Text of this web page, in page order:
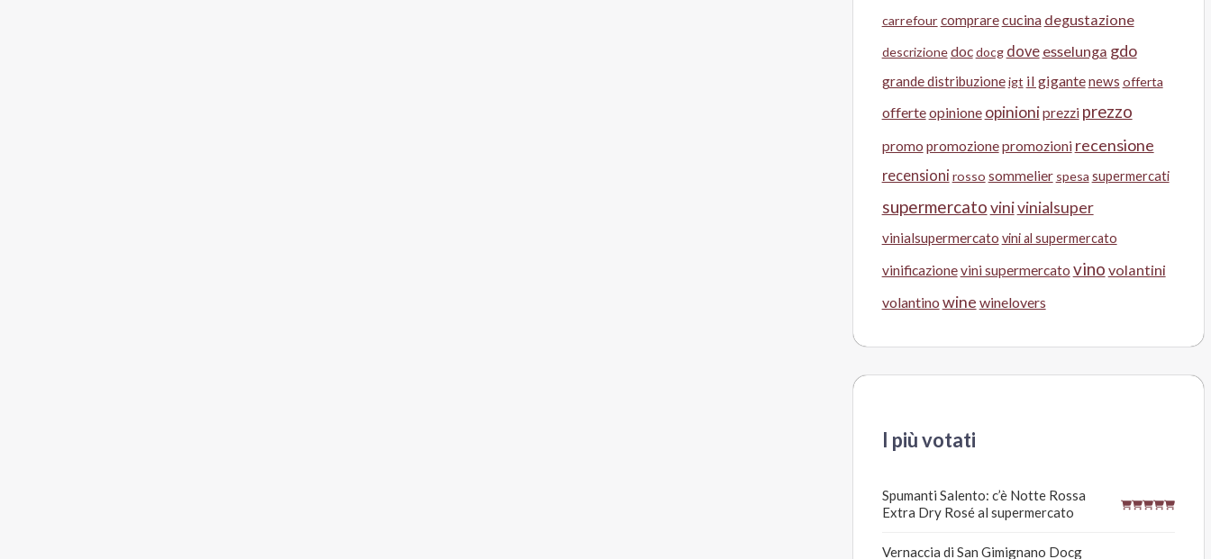
carrefour comprarecucina degustazione
descrizionedocdocg dove esselunga gdo
grande distribuzioneigt il gigantenews offerta
offerteopinione opinioniprezzi prezzo
promo promozionepromozioni recensione
recensioni rosso sommelier spesa supermercati
supermercatovinivinialsuper
vinialsupermercato vini al supermercato
vinificazionevini supermercato vino volantini
volantino wine winelovers
I più votati
Spumanti Salento: c’è Notte Rossa
Extra Dry Rosé al supermercato
Vernaccia di San Gimignano Docg